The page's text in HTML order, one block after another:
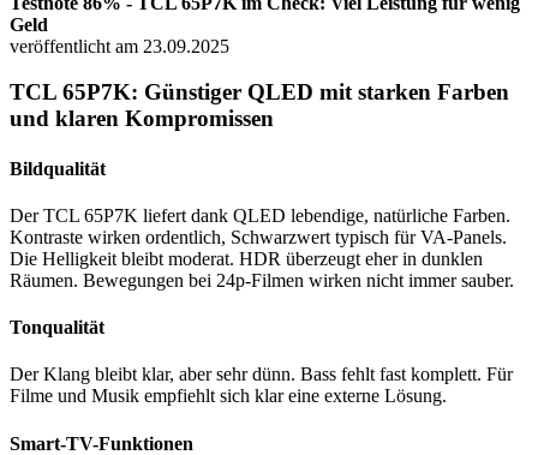
Geld
veröffentlicht am 23.09.2025
TCL 65P7K: Günstiger QLED mit starken Farben
und klaren Kompromissen
Bildqualität
Der TCL 65P7K liefert dank QLED lebendige, natürliche Farben.
Kontraste wirken ordentlich, Schwarzwert typisch für VA-Panels.
Die Helligkeit bleibt moderat. HDR überzeugt eher in dunklen
Räumen. Bewegungen bei 24p-Filmen wirken nicht immer sauber.
Tonqualität
Der Klang bleibt klar, aber sehr dünn. Bass fehlt fast komplett. Für
Filme und Musik empfiehlt sich klar eine externe Lösung.
Smart-TV-Funktionen